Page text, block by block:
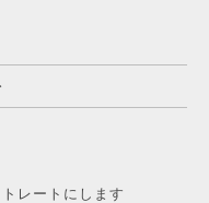
レートにします